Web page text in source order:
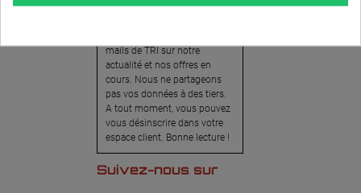
cliquer sur « oui » pour vous
mails de TRI sur notre
actualité et nos offres en
cours. Nous ne partageons
pas vos données à des tiers.
A tout moment, vous pouvez
vous désinscrire dans votre
espace client. Bonne lecture !
Suivez-nous sur